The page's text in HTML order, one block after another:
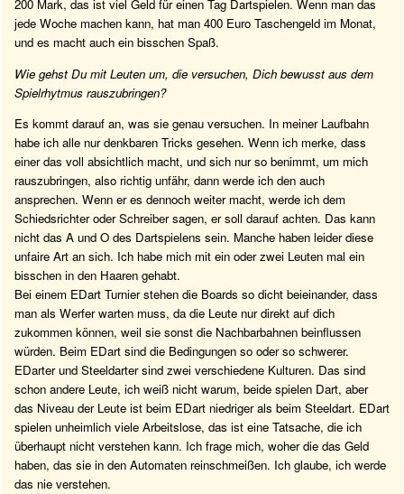
200 Mark, das ist viel Geld für einen Tag Dartspielen. Wenn man das
jede Woche machen kann, hat man 400 Euro Taschengeld im Monat,
und es macht auch ein bisschen Spaß.
Wie gehst Du mit Leuten um, die versuchen, Dich bewusst aus dem
Spielrhytmus rauszubringen?
Es kommt darauf an, was sie genau versuchen. In meiner Laufbahn
habe ich alle nur denkbaren Tricks gesehen. Wenn ich merke, dass
einer das voll absichtlich macht, und sich nur so benimmt, um mich
rauszubringen, also richtig unfähr, dann werde ich den auch
ansprechen. Wenn er es dennoch weiter macht, werde ich dem
Schiedsrichter oder Schreiber sagen, er soll darauf achten. Das kann
nicht das A und O des Dartspielens sein. Manche haben leider diese
unfaire Art an sich. Ich habe mich mit ein oder zwei Leuten mal ein
bisschen in den Haaren gehabt.
Bei einem EDart Turnier stehen die Boards so dicht beieinander, dass
man als Werfer warten muss, da die Leute nur direkt auf dich
zukommen können, weil sie sonst die Nachbarbahnen beinflussen
würden. Beim EDart sind die Bedingungen so oder so schwerer.
EDarter und Steeldarter sind zwei verschiedene Kulturen. Das sind
schon andere Leute, ich weiß nicht warum, beide spielen Dart, aber
das Niveau der Leute ist beim EDart niedriger als beim Steeldart. EDart
spielen unheimlich viele Arbeitslose, das ist eine Tatsache, die ich
überhaupt nicht verstehen kann. Ich frage mich, woher die das Geld
haben, das sie in den Automaten reinschmeißen. Ich glaube, ich werde
das nie verstehen.